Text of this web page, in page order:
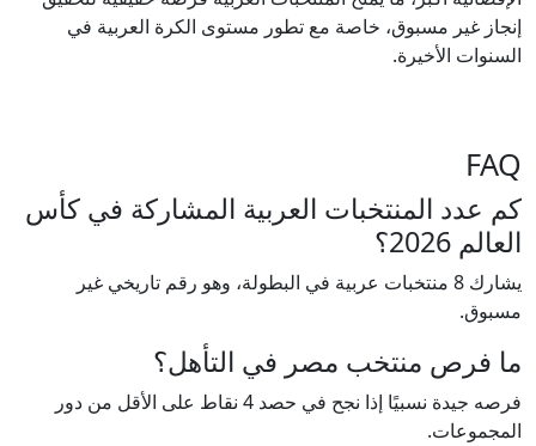
إنجاز غير مسبوق، خاصة مع تطور مستوى الكرة العربية في
السنوات الأخيرة.
FAQ
كم عدد المنتخبات العربية المشاركة في كأس
العالم 2026؟
يشارك 8 منتخبات عربية في البطولة، وهو رقم تاريخي غير
مسبوق.
ما فرص منتخب مصر في التأهل؟
فرصه جيدة نسبيًا إذا نجح في حصد 4 نقاط على الأقل من دور
المجموعات.